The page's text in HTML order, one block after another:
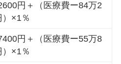
円＋（医療費ー84万2
）×1％
円＋（医療費ー55万8
）×1％